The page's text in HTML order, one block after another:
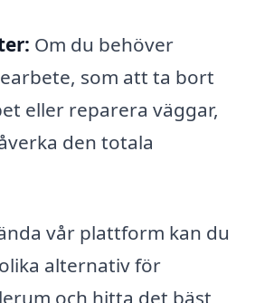
Om du behöver
som att ta bort
eller reparera väggar,
den totala
vår plattform kan du
alternativ för
och hitta det bäst